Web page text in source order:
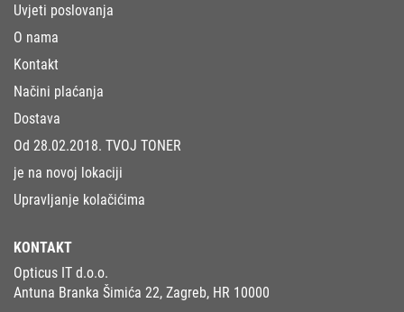
Uvjeti poslovanja
O nama
Kontakt
Načini plaćanja
Dostava
Od 28.02.2018. TVOJ TONER
je na novoj lokaciji
Upravljanje kolačićima
KONTAKT
Opticus IT d.o.o.
Antuna Branka Šimića 22, Zagreb, HR 10000